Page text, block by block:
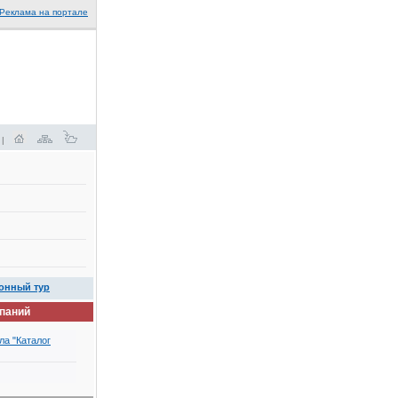
Реклама на портале
|
тур
"Каталог